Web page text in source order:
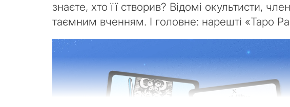
знаєте, хто її створив? Відомі окультисти,
таємним вченням. І головне: нарешті «Таро